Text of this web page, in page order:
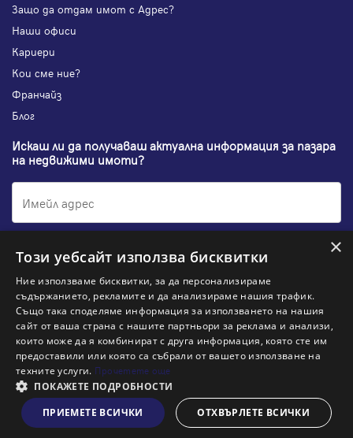
Пиши ни
ново
Заяви оглед
Защо да отдам имот с Адрес?
Наши офиси
Кариери
Кои сме ние?
Франчайз
Блог
Искаш ли да получаваш актуална информация за пазара
на недвижими имоти?
Абонирам се
НАЙ-ПОПУЛЯРНИ ТЪРСЕНИЯ:
Общи условия
Политика за "бисквитки"
Политики за поверителност
Информация по ЗЗЛПСПООИН
© 2026 Адрес, All rights reserved. Website byKipo& VJSoft
×
Този уебсайт използва бисквитки
Ние използваме бисквитки, за да персонализираме
съдържанието, рекламите и да анализираме нашия трафик.
Също така споделяме информация за използването на нашия
сайт от ваша страна с нашите партньори за реклама и анализи,
които може да я комбинират с друга информация, която сте им
предоставили или която са събрали от вашето използване на
техните услуги. Прочетете още
ПОКАЖЕТЕ ПОДРОБНОСТИ
ПРИЕМЕТЕ ВСИЧКИ
ОТХВЪРЛЕТЕ ВСИЧКИ